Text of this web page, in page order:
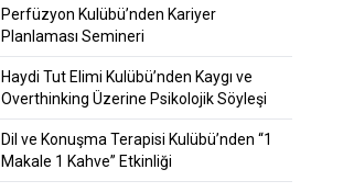
Perfüzyon Kulübü’nden Kariyer
Planlaması Semineri
Haydi Tut Elimi Kulübü’nden Kaygı ve
Overthinking Üzerine Psikolojik Söyleşi
Dil ve Konuşma Terapisi Kulübü’nden “1
Makale 1 Kahve” Etkinliği